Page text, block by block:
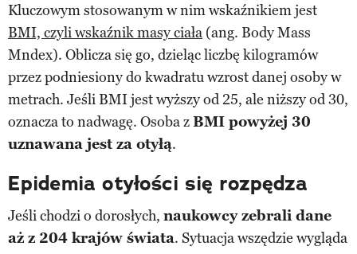
Kluczowym stosowanym w nim wskaźnikiem jest
BMI, czyli wskaźnik masy ciała (ang. Body Mass
Mndex). Oblicza się go, dzieląc liczbę kilogramów
przez podniesiony do kwadratu wzrost danej osoby w
metrach. Jeśli BMI jest wyższy od 25, ale niższy od 30,
oznacza to nadwagę. Osoba zBMI powyżej 30
uznawana jest za otyłą.
Epidemia otyłości się rozpędza
Jeśli chodzi o dorosłych, naukowcy zebrali dane
aż z 204 krajów świata. Sytuacja wszędzie wygląda